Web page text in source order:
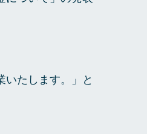
いたします。」と